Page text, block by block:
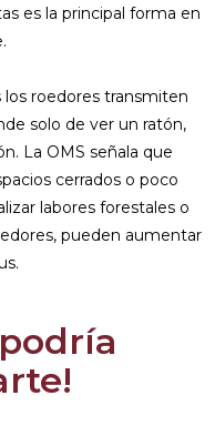
es la principal forma en
roedores transmiten
solo de ver un ratón,
La OMS señala que
cerrados o poco
labores forestales o
pueden aumentar